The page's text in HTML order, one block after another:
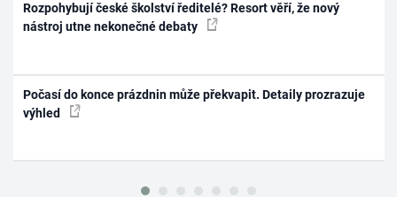
Rozpohybují české školství ředitelé? Resort věří, že nový
nástroj utne nekonečné debaty
Počasí do konce prázdnin může překvapit. Detaily prozrazuje
výhled